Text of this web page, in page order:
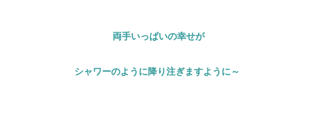
両手いっぱいの幸せが
シャワーのように降り注ぎますように～